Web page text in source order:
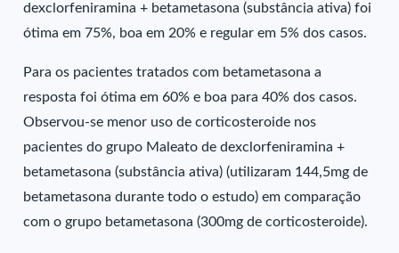
dexclorfeniramina + betametasona (substância ativa) foi
ótima em 75%, boa em 20% e regular em 5% dos casos.
Para os pacientes tratados com betametasona a
resposta foi ótima em 60% e boa para 40% dos casos.
Observou-se menor uso de corticosteroide nos
pacientes do grupo Maleato de dexclorfeniramina +
betametasona (substância ativa) (utilizaram 144,5mg de
betametasona durante todo o estudo) em comparação
com o grupo betametasona (300mg de corticosteroide).